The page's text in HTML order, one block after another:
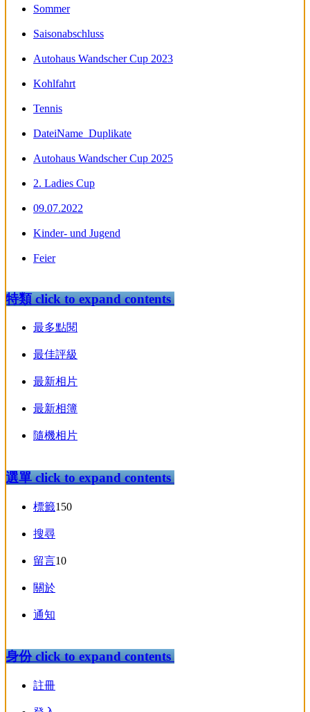
Sommer
Saisonabschluss
Autohaus Wandscher Cup 2023
Kohlfahrt
Tennis
DateiName_Duplikate
Autohaus Wandscher Cup 2025
2. Ladies Cup
09.07.2022
Kinder- und Jugend
Feier
特類click to expand contents
最多點閱
最佳評級
最新相片
最新相簿
隨機相片
選單click to expand contents
標籤150
搜尋
留言10
關於
通知
身份click to expand contents
註冊